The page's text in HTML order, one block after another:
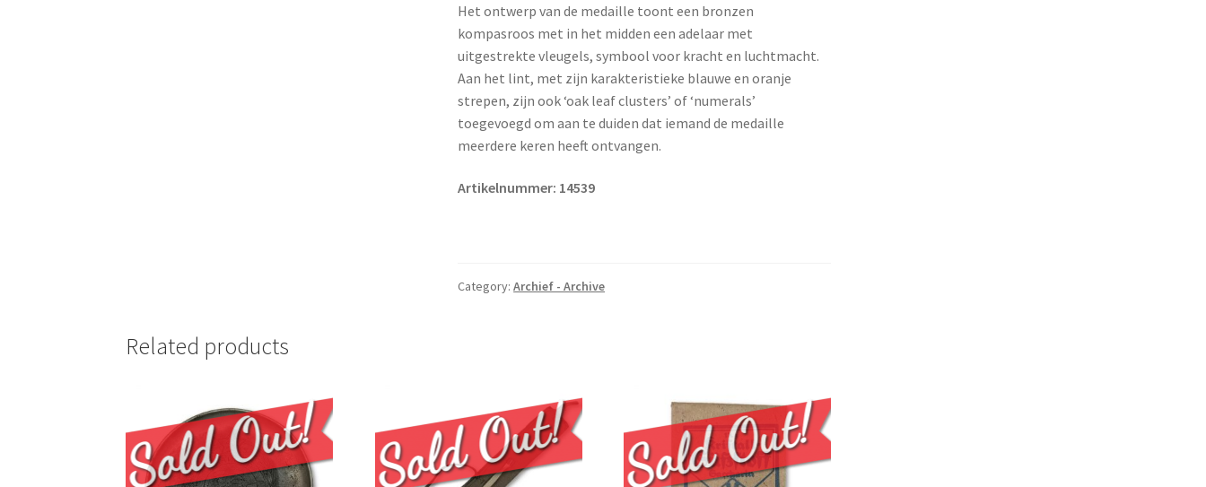
Het ontwerp van de medaille toont een bronzen
kompasroos met in het midden een adelaar met
uitgestrekte vleugels, symbool voor kracht en luchtmacht.
Aan het lint, met zijn karakteristieke blauwe en oranje
strepen, zijn ook ‘oak leaf clusters’ of ‘numerals’
toegevoegd om aan te duiden dat iemand de medaille
meerdere keren heeft ontvangen.
Artikelnummer: 14539
Category:Archief - Archive
Related products